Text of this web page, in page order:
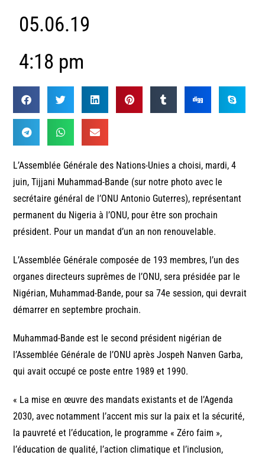
05.06.19
4:18 pm
L’Assemblée Générale des Nations-Unies a choisi, mardi, 4
juin, Tijjani Muhammad-Bande (sur notre photo avec le
secrétaire général de l’ONU Antonio Guterres), représentant
permanent du Nigeria à l’ONU, pour être son prochain
président. Pour un mandat d’un an non renouvelable.
L’Assemblée Générale composée de 193 membres, l’un des
organes directeurs suprêmes de l’ONU, sera présidée par le
Nigérian, Muhammad-Bande, pour sa 74e session, qui devrait
démarrer en septembre prochain.
Muhammad-Bande est le second président nigérian de
l’Assemblée Générale de l’ONU après Jospeh Nanven Garba,
qui avait occupé ce poste entre 1989 et 1990.
« La mise en œuvre des mandats existants et de l’Agenda
2030, avec notamment l’accent mis sur la paix et la sécurité,
la pauvreté et l’éducation, le programme « Zéro faim »,
l’éducation de qualité, l’action climatique et l’inclusion,